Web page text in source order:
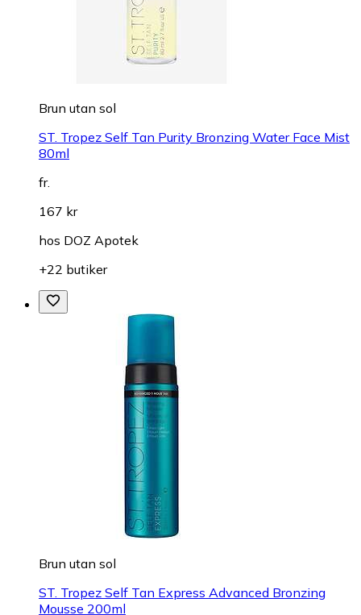
Brun utan sol
ST. Tropez Self Tan Purity Bronzing Water Face Mist
80ml
fr.
167 kr
hos DOZ Apotek
+22 butiker
Brun utan sol
ST. Tropez Self Tan Express Advanced Bronzing
Mousse 200ml